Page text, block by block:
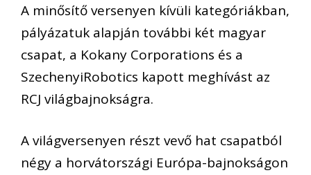
A minősítő versenyen kívüli kategóriákban,
pályázatuk alapján további két magyar
csapat, a Kokany Corporations és a
SzechenyiRobotics kapott meghívást az
RCJ világbajnokságra.
A világversenyen részt vevő hat csapatból
négy a horvátországi Európa-bajnokságon